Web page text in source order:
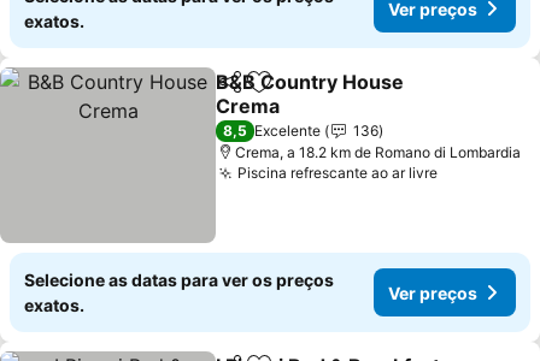
exatos.
Ver preços
PartilharAdicionar aos favoritos
B&B Country House
Crema
Ver preços
8,5 Excelente
136
Crema, a 18.2 km de Romano di Lombardia
Piscina refrescante ao ar livreVer preços
Selecione as datas para ver os preços
exatos.
Ver preços